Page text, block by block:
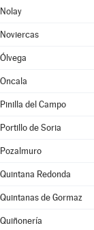
Nolay
Noviercas
Ólvega
Oncala
Pinilla del Campo
Portillo de Soria
Pozalmuro
Quintana Redonda
Quintanas de Gormaz
Quiñonería